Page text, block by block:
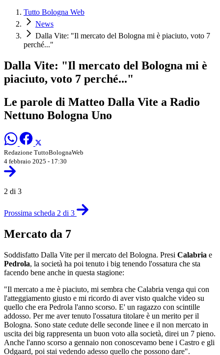
Tutto Bologna Web
News
Dalla Vite: "Il mercato del Bologna mi è piaciuto, voto 7
perché..."
Dalla Vite: "Il mercato del Bologna mi è
piaciuto, voto 7 perché..."
Le parole di Matteo Dalla Vite a Radio
Nettuno Bologna Uno
Redazione TuttoBolognaWeb
4 febbraio 2025 - 17:30
2 di 3
Prossima scheda 2 di 3
Mercato da 7
Soddisfatto Dalla Vite per il mercato del Bologna. Presi Calabria e
Pedrola, la società ha poi tenuto i big tenendo l'ossatura che sta
facendo bene anche in questa stagione:
"Il mercato a me è piaciuto, mi sembra che Calabria venga qui con
l'atteggiamento giusto e mi ricordo di aver visto qualche video su
quello che era Pedrola l'anno scorso. E' un ragazzo con scintille
addosso. Per me aver tenuto l'ossatura titolare è un merito per il
Bologna. Sono state cedute delle seconde linee e il non mercato in
uscita dei big rappresenta un buon voto alla società, direi un 7 pieno.
Anche l'anno scorso a gennaio non conoscevamo bene i Castro e gli
Odgaard, poi stai vedendo adesso quello che possono dare".